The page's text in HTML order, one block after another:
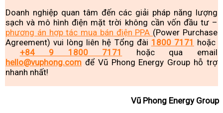
Doanh nghiệp quan tâm đến các giải pháp năng lượng
sạch và mô hình điện mặt trời không cần vốn đầu tư –
phương án hợp tác mua bán điện PPA (Power Purchase
Agreement) vui lòng liên hệ Tổng đài 1800 7171 hoặc
+84 9 1800 7171
hoặc qua email
hello@vuphong.com để Vũ Phong Energy Group hỗ trợ
nhanh nhất!
Vũ Phong Energy Group